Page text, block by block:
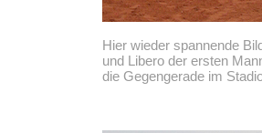
Hier wieder spannende
und Libero der ersten
die Gegengerade im